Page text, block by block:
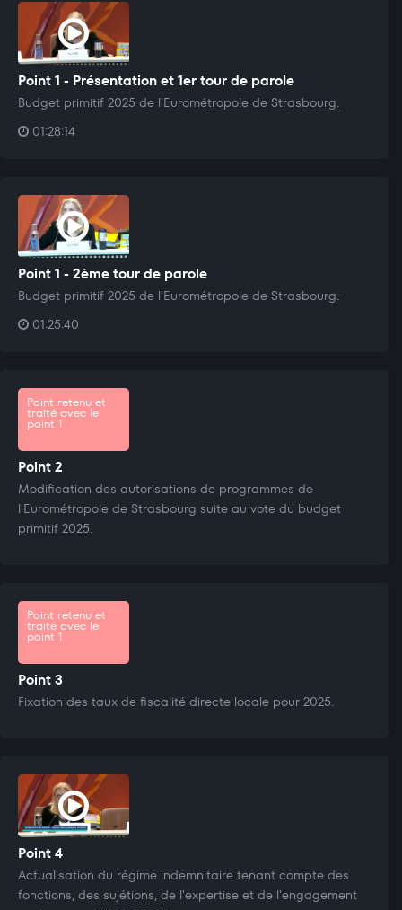
Point 1 - Présentation et 1er tour de parole
Budget primitif 2025 de l'Eurométropole de Strasbourg.
01:28:14
Point 1 - 2ème tour de parole
Budget primitif 2025 de l'Eurométropole de Strasbourg.
01:25:40
Point retenu et
traité avec le
point 1
Point 2
Modification des autorisations de programmes de
l'Eurométropole de Strasbourg suite au vote du budget
primitif 2025.
Point retenu et
traité avec le
point 1
Point 3
Fixation des taux de fiscalité directe locale pour 2025.
Point 4
Actualisation du régime indemnitaire tenant compte des
fonctions, des sujétions, de l'expertise et de l'engagement